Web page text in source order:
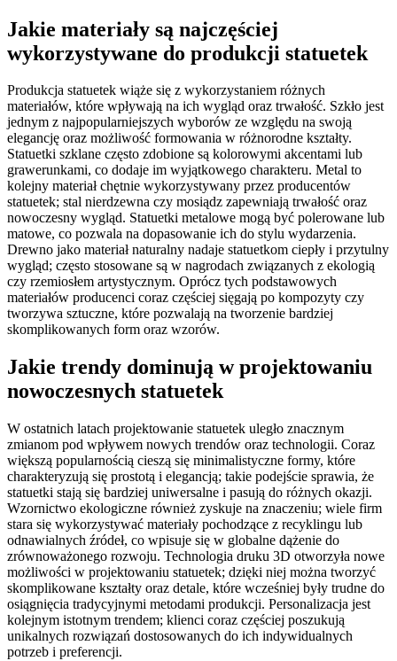
Jakie materiały są najczęściej
wykorzystywane do produkcji statuetek
Produkcja statuetek wiąże się z wykorzystaniem różnych
materiałów, które wpływają na ich wygląd oraz trwałość. Szkło jest
jednym z najpopularniejszych wyborów ze względu na swoją
elegancję oraz możliwość formowania w różnorodne kształty.
Statuetki szklane często zdobione są kolorowymi akcentami lub
grawerunkami, co dodaje im wyjątkowego charakteru. Metal to
kolejny materiał chętnie wykorzystywany przez producentów
statuetek; stal nierdzewna czy mosiądz zapewniają trwałość oraz
nowoczesny wygląd. Statuetki metalowe mogą być polerowane lub
matowe, co pozwala na dopasowanie ich do stylu wydarzenia.
Drewno jako materiał naturalny nadaje statuetkom ciepły i przytulny
wygląd; często stosowane są w nagrodach związanych z ekologią
czy rzemiosłem artystycznym. Oprócz tych podstawowych
materiałów producenci coraz częściej sięgają po kompozyty czy
tworzywa sztuczne, które pozwalają na tworzenie bardziej
skomplikowanych form oraz wzorów.
Jakie trendy dominują w projektowaniu
nowoczesnych statuetek
W ostatnich latach projektowanie statuetek uległo znacznym
zmianom pod wpływem nowych trendów oraz technologii. Coraz
większą popularnością cieszą się minimalistyczne formy, które
charakteryzują się prostotą i elegancją; takie podejście sprawia, że
statuetki stają się bardziej uniwersalne i pasują do różnych okazji.
Wzornictwo ekologiczne również zyskuje na znaczeniu; wiele firm
stara się wykorzystywać materiały pochodzące z recyklingu lub
odnawialnych źródeł, co wpisuje się w globalne dążenie do
zrównoważonego rozwoju. Technologia druku 3D otworzyła nowe
możliwości w projektowaniu statuetek; dzięki niej można tworzyć
skomplikowane kształty oraz detale, które wcześniej były trudne do
osiągnięcia tradycyjnymi metodami produkcji. Personalizacja jest
kolejnym istotnym trendem; klienci coraz częściej poszukują
unikalnych rozwiązań dostosowanych do ich indywidualnych
potrzeb i preferencji.